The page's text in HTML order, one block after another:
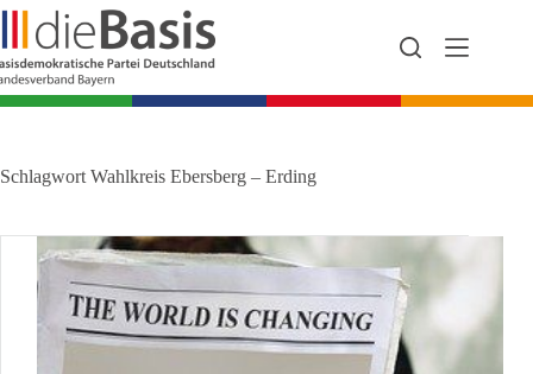
Zum
Inhalt
springen
Schlagwort Wahlkreis Ebersberg – Erding